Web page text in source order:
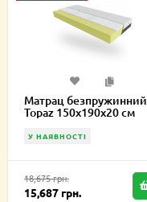
Матрац безпружинний
Topaz 150х190х20 см
У НАЯВНОСТІ
18,675 грн.
15,687 грн.